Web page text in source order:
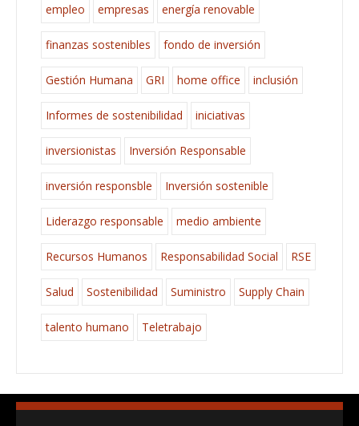
empleo empresas energía renovable
finanzas sostenibles fondo de inversión
Gestión Humana GRI home office inclusión
Informes de sostenibilidad iniciativas
inversionistas Inversión Responsable
inversión responsble Inversión sostenible
Liderazgo responsable medio ambiente
Recursos Humanos Responsabilidad Social RSE
Salud Sostenibilidad Suministro Supply Chain
talento humano Teletrabajo